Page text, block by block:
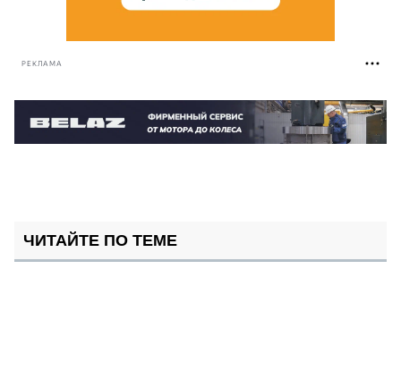
РЕКЛАМА
ЧИТАЙТЕ ПО ТЕМЕ